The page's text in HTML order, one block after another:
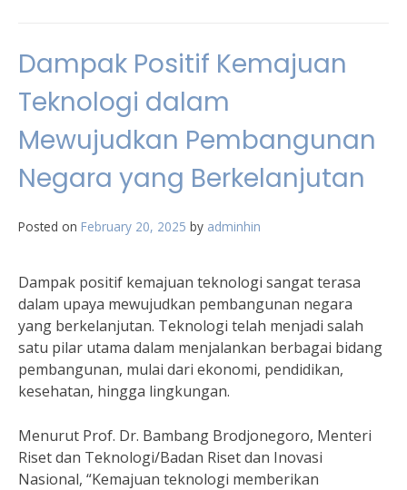
Dampak Positif Kemajuan
Teknologi dalam
Mewujudkan Pembangunan
Negara yang Berkelanjutan
Posted on February 20, 2025 by adminhin
Dampak positif kemajuan teknologi sangat terasa
dalam upaya mewujudkan pembangunan negara
yang berkelanjutan. Teknologi telah menjadi salah
satu pilar utama dalam menjalankan berbagai bidang
pembangunan, mulai dari ekonomi, pendidikan,
kesehatan, hingga lingkungan.
Menurut Prof. Dr. Bambang Brodjonegoro, Menteri
Riset dan Teknologi/Badan Riset dan Inovasi
Nasional, “Kemajuan teknologi memberikan